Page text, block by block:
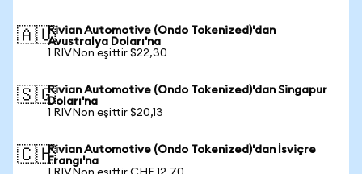
🇦🇺Rivian Automotive (Ondo Tokenized)'dan
Avustralya Doları'na
1 RIVNon eşittir $22,30
🇸🇬Rivian Automotive (Ondo Tokenized)'dan Singapur
Doları'na
1 RIVNon eşittir $20,13
🇨🇭Rivian Automotive (Ondo Tokenized)'dan İsviçre
Frangı'na